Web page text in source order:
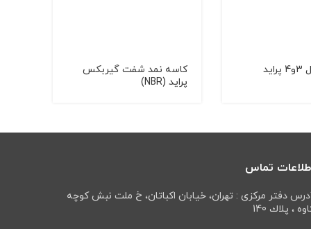
کاسه نمد شفت گیربکس
پراید (NBR)
تماس
دفتر مرکزی : تهران، خيابان اكباتان، خ ملت نبش كوچه
، پلاك 140